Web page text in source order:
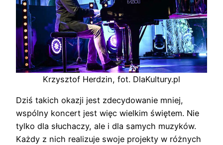
Krzysztof Herdzin, fot. DlaKultury.pl
Dziś takich okazji jest zdecydowanie mniej,
wspólny koncert jest więc wielkim świętem. Nie
tylko dla słuchaczy, ale i dla samych muzyków.
Każdy z nich realizuje swoje projekty w różnych